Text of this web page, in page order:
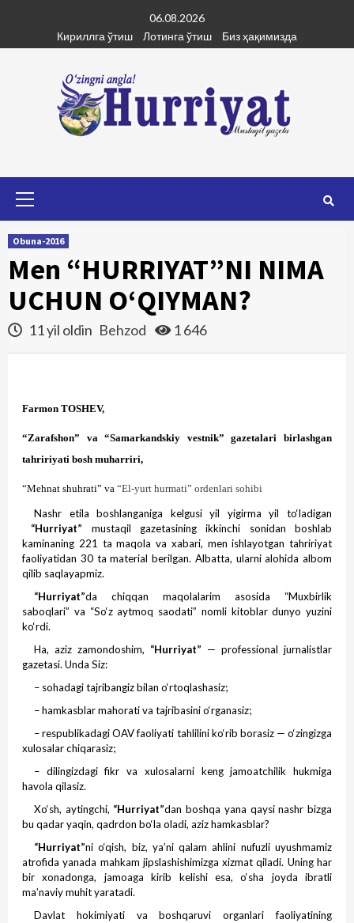
content
06.08.2026
Кириллга ўтиш
Лотинга ўтиш Биз ҳақимизда
Obuna-2016
Men “HURRIYAT”NI NIMA
UCHUN O‘QIYMAN?
11 yil oldin Behzod 1 646
Farmon TOSHEV,
“Zarafshon” va “Samarkandskiy vestnik” gazetalari birlashgan
tahririyati bosh muharriri,
“Mehnat shuhrati” va “El-yurt hurmati” ordenlari sohibi
Nashr etila boshlanganiga kelgusi yil yigirma yil to‘ladigan
“Hurriyat” mustaqil gazetasining ikkinchi sonidan boshlab
kaminaning 221 ta maqola va xabari, men ishlayotgan tahririyat
faoliyatidan 30 ta material berilgan. Albatta, ularni alohida albom
qilib saqlayapmiz.
“Hurriyat”da chiqqan maqolalarim asosida “Muxbirlik
saboqlari” va “So‘z aytmoq saodati” nomli kitoblar dunyo yuzini
ko‘rdi.
Ha, aziz zamondoshim, “Hurriyat” — professional jurnalistlar
gazetasi. Unda Siz:
– sohadagi tajribangiz bilan o‘rtoqlashasiz;
– hamkasblar mahorati va tajribasini o‘rganasiz;
– respublikadagi OAV faoliyati tahlilini ko‘rib borasiz — o‘zingizga
xulosalar chiqarasiz;
– dilingizdagi fikr va xulosalarni keng jamoatchilik hukmiga
havola qilasiz.
Xo‘sh, aytingchi, “Hurriyat”dan boshqa yana qaysi nashr bizga
bu qadar yaqin, qadrdon bo‘la oladi, aziz hamkasblar?
“Hurriyat”ni o‘qish, biz, ya’ni qalam ahlini nufuzli uyushmamiz
atrofida yanada mahkam jips­lashishimizga xizmat qiladi. Uning har
bir xonadonga, jamoaga kirib kelishi esa, o‘sha joyda ibratli
ma’naviy muhit yaratadi.
Davlat hokimiyati va boshqaruvi organlari faoliyatining